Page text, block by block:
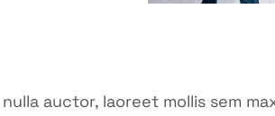
auctor, laoreet mollis sem